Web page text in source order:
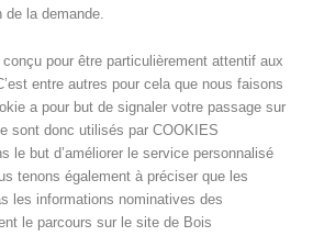
la demande.
pour être particulièrement attentif aux
entre autres pour cela que nous faisons
a pour but de signaler votre passage sur
sont donc utilisés par COOKIES
le but d’améliorer le service personnalisé
tenons également à préciser que les
les informations nominatives des
le parcours sur le site de Bois